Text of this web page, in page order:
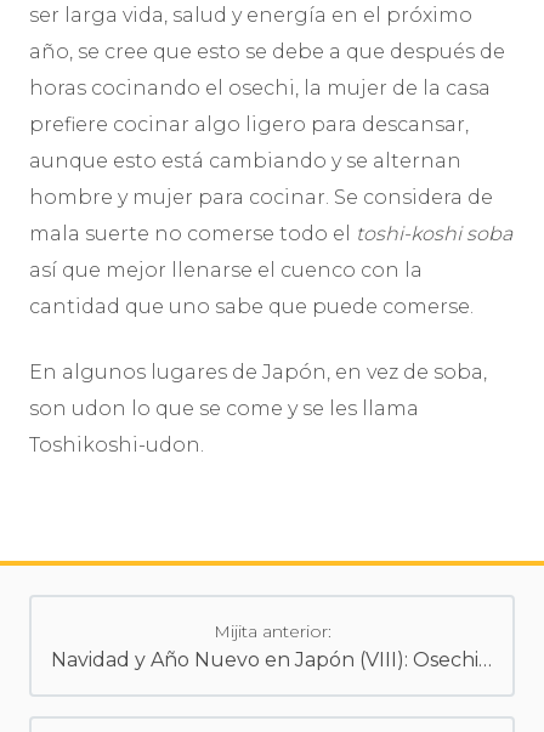
ser larga vida, salud y energí­a en el próximo
año, se cree que esto se debe a que después de
horas cocinando el osechi, la mujer de la casa
prefiere cocinar algo ligero para descansar,
aunque esto está cambiando y se alternan
hombre y mujer para cocinar. Se considera de
mala suerte no comerse todo el
toshi-koshi soba
así que mejor llenarse el cuenco con la
cantidad que uno sabe que puede comerse.
En algunos lugares de Japón, en vez de soba,
son udon lo que se come y se les llama
Toshikoshi-udon.
Mijita anterior:
Navidad y Año Nuevo en Japón (VIII): Osechi-ryōri